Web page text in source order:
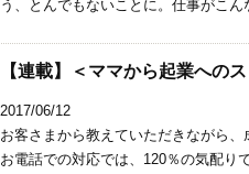
う、とんでもないことに。仕事がこ
【連載】＜ママから起業への
2017/06/12
お客さまから教えていただきながら
お電話での対応では、120％の気配り